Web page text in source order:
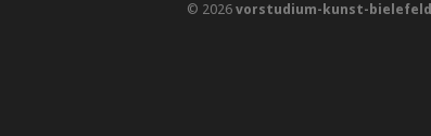
© 2026 vorstudium-kunst-bielefeld